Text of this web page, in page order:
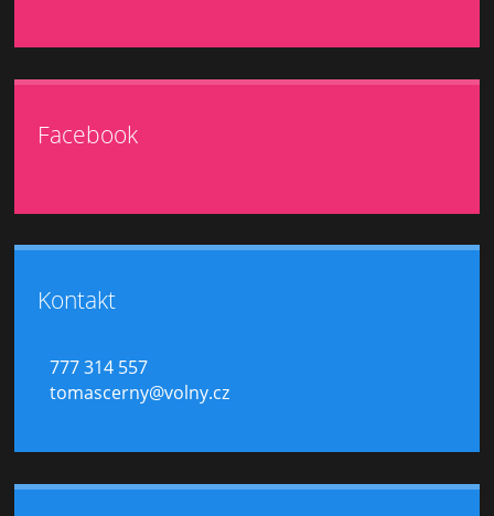
Facebook
Kontakt
777 314 557
tomascerny@volny.cz